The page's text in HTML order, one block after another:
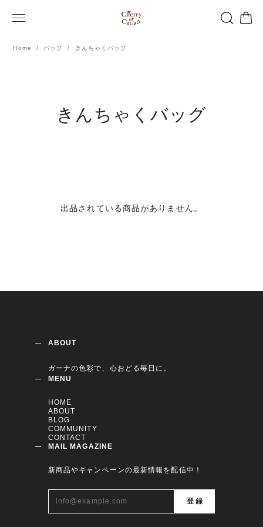
Home バッグ きんちゃくバッグ
きんちゃくバッグ
出品されている商品がありません。
ABOUT
ガーナの色彩で、心おどる毎日に。
MENU
HOME
ABOUT
BLOG
COMMUNITY
CONTACT
MAIL MAGAZINE
新商品やキャンペーンの最新情報を配信中！